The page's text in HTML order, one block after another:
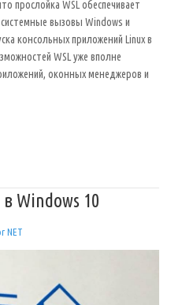
прослойка WSL обеспечивает
вызовы Windows и
консольных приложений Linux в
WSL уже вполне
оконных менеджеров и
Windows 10
NET